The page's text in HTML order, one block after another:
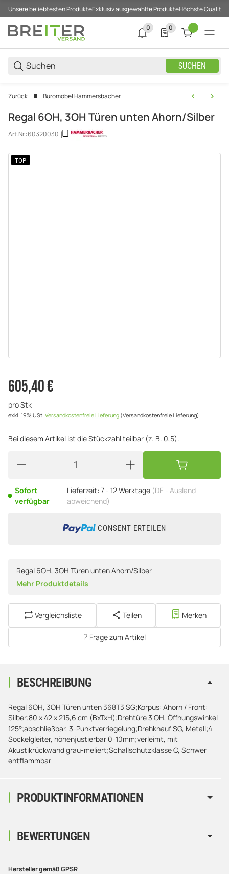
Unsere beliebtesten ProdukteExklusiv ausgewählte ProdukteHöchste Qualität
SUCHEN
0
0 neue Notifizierungen
0
0 Produkte in der
Zurück Büromöbel Hammersbacher
Regal 6OH, 3OH Türen unten Ahorn/Silber
Art.Nr.:60320030
TOP
605,40 €
pro Stk
exkl. 19% USt. Versandkostenfreie Lieferung (Versandkostenfreie Lieferung)
Bei diesem Artikel ist die Stückzahl teilbar (z. B. 0,5).
Sofort
verfügbar
Lieferzeit: 7 - 12 Werktage (DE - Ausland
abweichend)
CONSENT ERTEILEN
Regal 6OH, 3OH Türen unten Ahorn/Silber
Mehr Produktdetails
Vergleichsliste Teilen Merken
Frage zum Artikel
PRODUKTINFORMATIONEN
BESCHREIBUNG
Regal 6OH, 3OH Türen unten 368T3 SG;Korpus: Ahorn / Front:
Silber;80 x 42 x 215,6 cm (BxTxH);Drehtüre 3 OH, Öffnungswinkel
125°;abschließbar, 3-Punktverriegelung;Drehknauf SG, Metall;4
Sockelgleiter, höhenjustierbar 0-10mm;verleimt, mit
Akustikrückwand grau-meliert;Schallschutzklasse C, Schwer
entflammbar
BEWERTUNGEN
Hersteller gemäß GPSR